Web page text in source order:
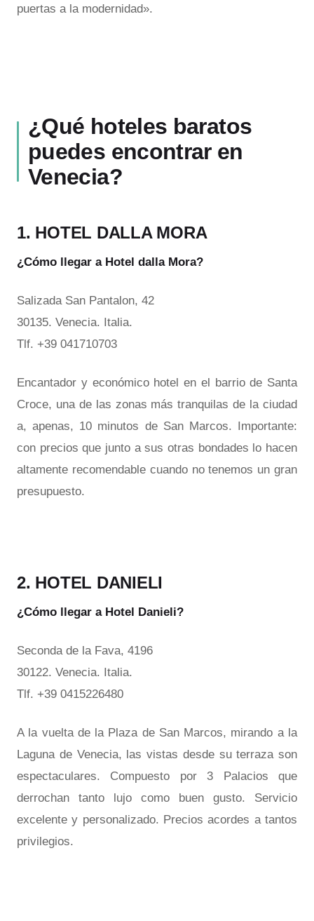
puertas a la modernidad».
¿Qué hoteles baratos
puedes encontrar en
Venecia?
1. HOTEL DALLA MORA
¿Cómo llegar a Hotel dalla Mora?
Salizada San Pantalon, 42
30135. Venecia. Italia.
Tlf. +39 041710703
Encantador y económico hotel en el barrio de Santa
Croce, una de las zonas más tranquilas de la ciudad
a, apenas, 10 minutos de San Marcos. Importante:
con precios que junto a sus otras bondades lo hacen
altamente recomendable cuando no tenemos un gran
presupuesto.
2. HOTEL DANIELI
¿Cómo llegar a Hotel Danieli?
Seconda de la Fava, 4196
30122. Venecia. Italia.
Tlf. +39 0415226480
A la vuelta de la Plaza de San Marcos, mirando a la
Laguna de Venecia, las vistas desde su terraza son
espectaculares. Compuesto por 3 Palacios que
derrochan tanto lujo como buen gusto. Servicio
excelente y personalizado. Precios acordes a tantos
privilegios.